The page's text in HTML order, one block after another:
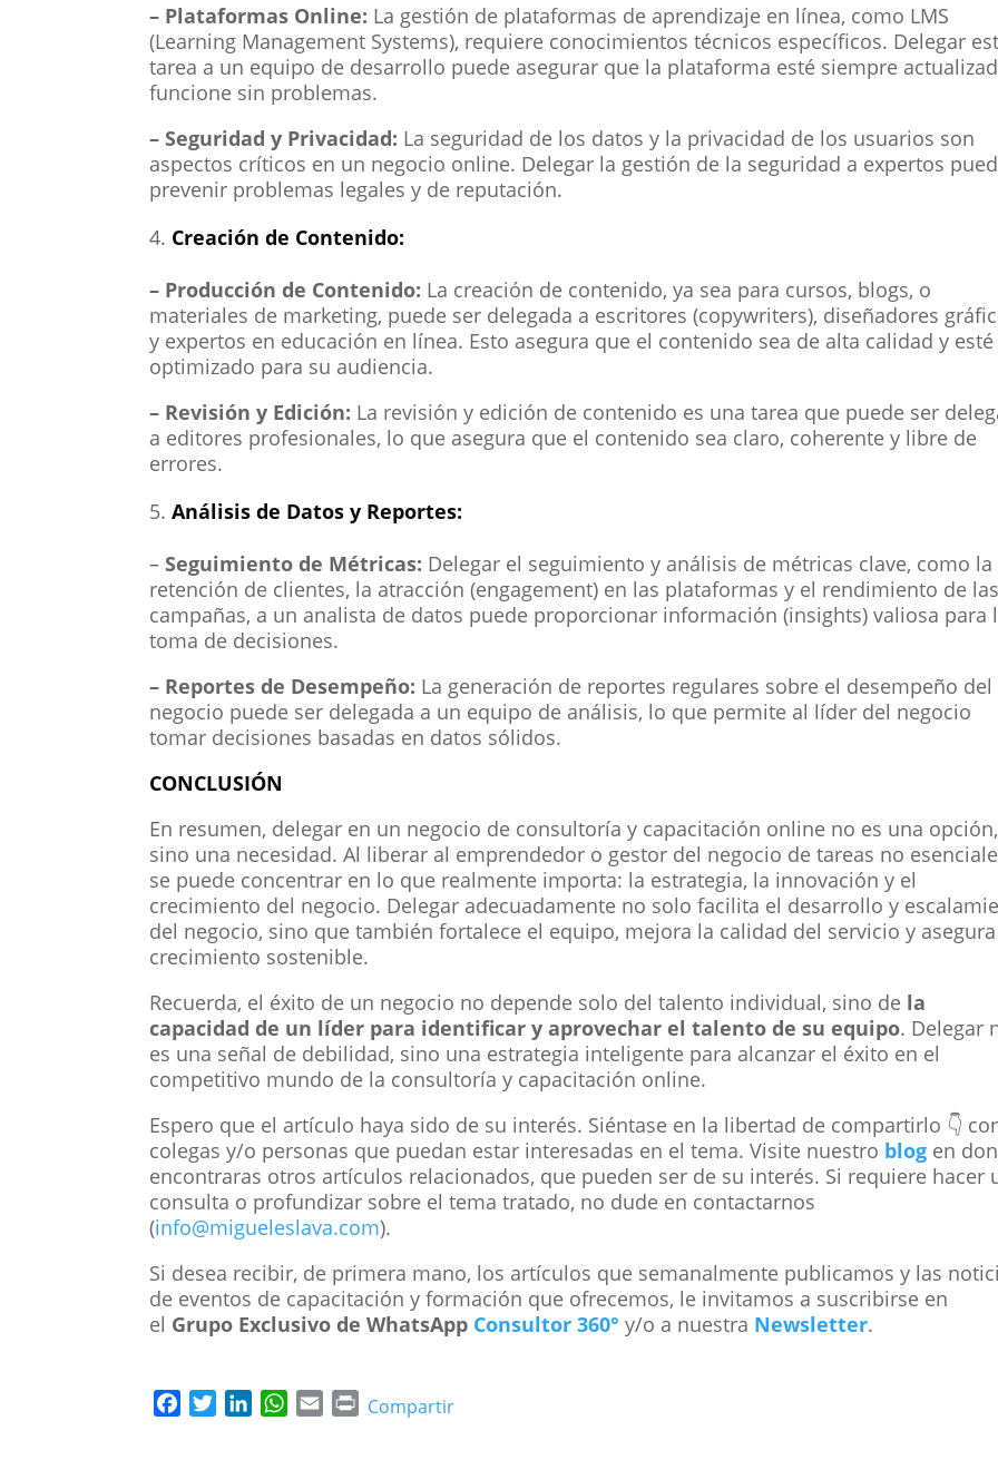
– Plataformas Online: La gestión de plataformas de aprendizaje en línea, como LMS
(Learning Management Systems), requiere conocimientos técnicos específicos. Delegar
tarea a un equipo de desarrollo puede asegurar que la plataforma esté siempre
funcione sin problemas.
– Seguridad y Privacidad: La seguridad de los datos y la privacidad de los usuarios son
aspectos críticos en un negocio online. Delegar la gestión de la seguridad a expertos
prevenir problemas legales y de reputación.
Creación de Contenido:
– Producción de Contenido: La creación de contenido, ya sea para cursos, blogs, o
materiales de marketing, puede ser delegada a escritores (copywriters), diseñadores
y expertos en educación en línea. Esto asegura que el contenido sea de alta calidad y esté
optimizado para su audiencia.
– Revisión y Edición: La revisión y edición de contenido es una tarea que puede ser
a editores profesionales, lo que asegura que el contenido sea claro, coherente y libre de
errores.
Análisis de Datos y Reportes:
–Seguimiento de Métricas: Delegar el seguimiento y análisis de métricas clave, como la
retención de clientes, la atracción (engagement) en las plataformas y el rendimiento de las
campañas, a un analista de datos puede proporcionar información (insights) valiosa para
toma de decisiones.
– Reportes de Desempeño: La generación de reportes regulares sobre el desempeño del
negocio puede ser delegada a un equipo de análisis, lo que permite al líder del negocio
tomar decisiones basadas en datos sólidos.
CONCLUSIÓN
En resumen, delegar en un negocio de consultoría y capacitación online no es una opción,
sino una necesidad. Al liberar al emprendedor o gestor del negocio de tareas no
se puede concentrar en lo que realmente importa: la estrategia, la innovación y el
crecimiento del negocio. Delegar adecuadamente no solo facilita el desarrollo y
del negocio, sino que también fortalece el equipo, mejora la calidad del servicio y
crecimiento sostenible.
Recuerda, el éxito de un negocio no depende solo del talento individual, sino de la
capacidad de un líder para identificar y aprovechar el talento de su equipo. Delegar
es una señal de debilidad, sino una estrategia inteligente para alcanzar el éxito en el
competitivo mundo de la consultoría y capacitación online.
Espero que el artículo haya sido de su interés. Siéntase en la libertad de compartirlo 👇
colegas y/o personas que puedan estar interesadas en el tema. Visite nuestro blog en
encontraras otros artículos relacionados, que pueden ser de su interés. Si requiere hacer
consulta o profundizar sobre el tema tratado, no dude en contactarnos
(info@migueleslava.com).
Si desea recibir, de primera mano, los artículos que semanalmente publicamos y las
de eventos de capacitación y formación que ofrecemos, le invitamos a suscribirse en
el Grupo Exclusivo de WhatsApp Consultor 360° y/o a nuestra Newsletter.
W
PCompartir